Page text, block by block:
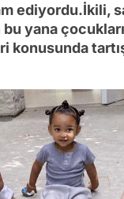
ediyordu.İkili,
bu yana
konusunda